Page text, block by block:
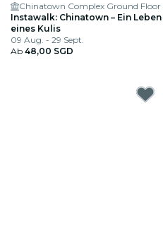
Chinatown Complex Ground Floor
Instawalk: Chinatown – Ein Leben
eines Kulis
09 Aug. - 29 Sept.
Ab 48,00 SGD